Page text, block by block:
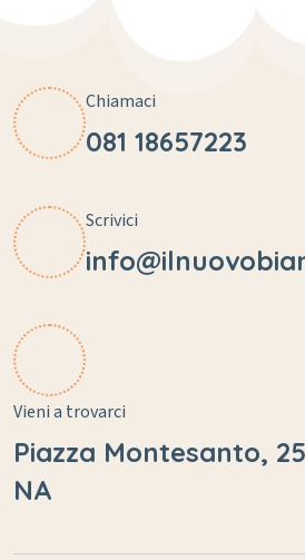
Chiamaci
081 18657223
Scrivici
Vieni a trovarci
Piazza Montesanto,
NA